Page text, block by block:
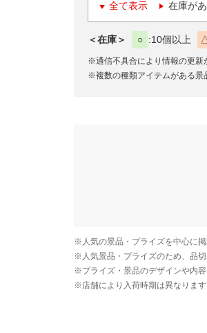
全て表示 在庫が
＜在庫＞ ○ 10個以上
※通信不具合により情報の更新
※複数の種類アイテムがある景